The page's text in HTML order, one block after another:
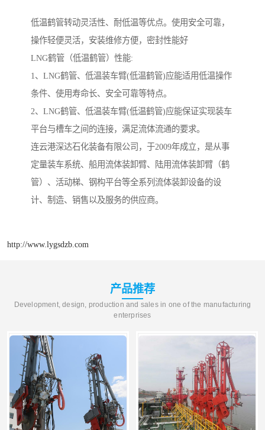
低温鹤管转动灵活性、耐低温等优点。使用安全可靠，
操作轻便灵活，安装维修方便，密封性能好
LNG鹤管（低温鹤管）性能:
1、LNG鹤管、低温装车臂(低温鹤管)应能适用低温操作
条件、使用寿命长、安全可靠等特点。
2、LNG鹤管、低温装车臂(低温鹤管)应能保证实现装车
平台与槽车之间的连接，满足流体流通的要求。
连云港深达石化装备有限公司，于2009年成立，是从事
定量装车系统、船用流体装卸臂、陆用流体装卸臂（鹤
管）、活动梯、钢构平台等全系列流体装卸设备的设
计、制造、销售以及服务的供应商。
http://www.lygsdzb.com
产品推荐
Development, design, production and sales in one of the manufacturing
enterprises